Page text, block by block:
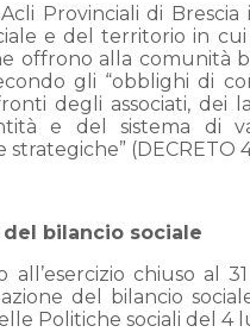
Provinciali di
e del territorio in cui
offrono alla comunità
gli “obblighi di
degli associati, dei
e del sistema di
(DECRETO
bilancio sociale
all’esercizio chiuso al
del bilancio
Politiche sociali del 4